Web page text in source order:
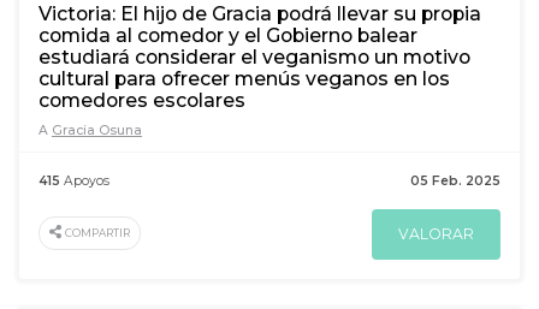
Victoria: El hijo de Gracia podrá llevar su propia
comida al comedor y el Gobierno balear
estudiará considerar el veganismo un motivo
cultural para ofrecer menús veganos en los
comedores escolares
A Gracia Osuna
05 Feb. 2025
415 Apoyos
COMPARTIR VALORAR